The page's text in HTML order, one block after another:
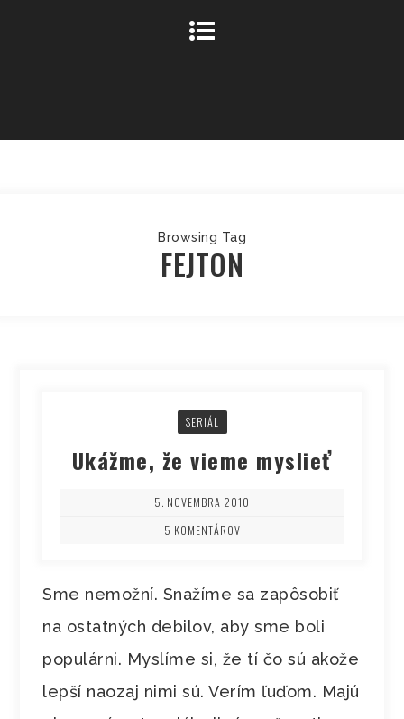
Browsing Tag
FEJTON
SERIÁL
Ukážme, že vieme myslieť
5. NOVEMBRA 2010
5 KOMENTÁROV
Sme nemožní. Snažíme sa zapôsobiť
na ostatných debilov, aby sme boli
populárni. Myslíme si, že tí čo sú akože
lepší naozaj nimi sú. Verím ľuďom. Majú